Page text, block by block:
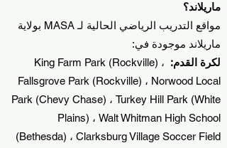
ماريلاند؟
مواقع التدريب الرياضي الحالية لـ MASA بولاية
ماريلاند موجودة في:
لكرة القدم: King Farm Park (Rockville) ،
Fallsgrove Park (Rockville) ، Norwood Local
Park (Chevy Chase) ، Turkey Hill Park (White
Plains) ، Walt Whitman High School
(Bethesda) ، Clarksburg Village Soccer Field